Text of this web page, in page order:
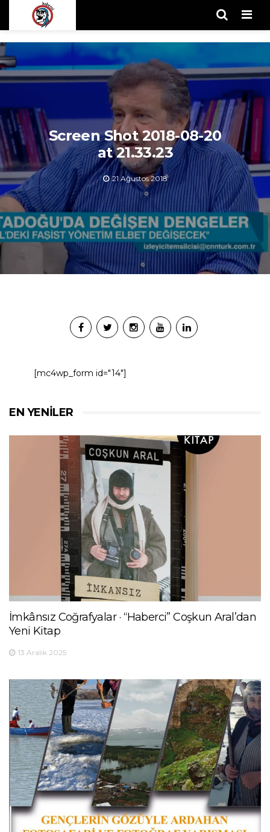
Screen Shot 2018-08-20
at 21.33.23
21 Ağustos 2018
[mc4wp_form id="14"]
EN YENILER
İmkânsız Coğrafyalar · “Haberci” Coşkun Aral’dan
Yeni Kitap
13 Aralık 2025